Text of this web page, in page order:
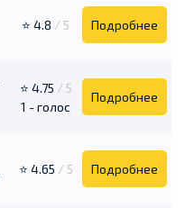
⭐ 4.8 / 5 Подробнее
⭐ 4.75 / 5
1 - голос
Подробнее
⭐ 4.65 / 5 Подробнее